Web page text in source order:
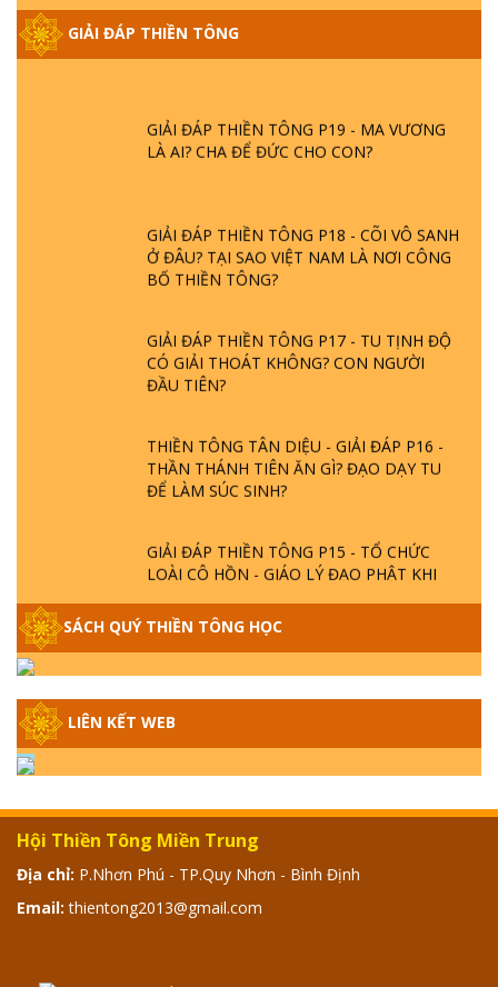
GIẢI ĐÁP THIỀN TÔNG
GIẢI ĐÁP THIỀN TÔNG ĐẶC BIỆT PHẦN 20
- BÁC NGUYỄN NHÂN LÀ AI? PHIỀN NÃO
DO ĐÂU MÀ CÓ?
GIẢI ĐÁP THIỀN TÔNG P19 - MA VƯƠNG
LÀ AI? CHA ĐỂ ĐỨC CHO CON?
GIẢI ĐÁP THIỀN TÔNG P18 - CÕI VÔ SANH
Ở ĐÂU? TẠI SAO VIỆT NAM LÀ NƠI CÔNG
BỐ THIỀN TÔNG?
GIẢI ĐÁP THIỀN TÔNG P17 - TU TỊNH ĐỘ
CÓ GIẢI THOÁT KHÔNG? CON NGƯỜI
ĐẦU TIÊN?
THIỀN TÔNG TÂN DIỆU - GIẢI ĐÁP P16 -
THẦN THÁNH TIÊN ĂN GÌ? ĐẠO DẠY TU
ĐỂ LÀM SÚC SINH?
GIẢI ĐÁP THIỀN TÔNG P15 - TỔ CHỨC
LOÀI CÔ HỒN - GIÁO LÝ ĐẠO PHẬT KHI
NÀO XUẤT BẢN
GIẢI ĐÁP THIỀN TÔNG ĐẶC BIỆT - P13 -
CON NGƯỜI TU THÀNH PHẬT ĐƯỢC
GIẢI ĐÁP THIỀN TÔNG ĐẶC BIỆT - P12 -
SỰ THẬT VỀ ĐẠI HỒNG THỦY? TRỜI ĐÁNH
THÁNH ĐÂM THẦN VẶN HỌNG?
SÁCH QUÝ THIỀN TÔNG HỌC
LIÊN KẾT WEB
Hội Thiền Tông Miền Trung
Địa chỉ: P.Nhơn Phú - TP.Quy Nhơn - Bình Định
Email: thientong2013@gmail.com